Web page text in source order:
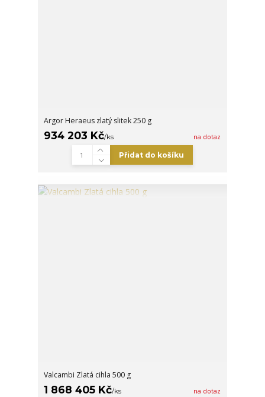
Argor Heraeus zlatý slitek 250 g
934 203 Kč/ks na dotaz
Přidat do košíku
Valcambi Zlatá cihla 500 g
1 868 405 Kč/ks na dotaz